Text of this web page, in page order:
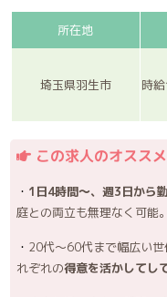
所在地
埼玉県羽生市 時
この求人のオスス
1日4時間～、週3日から
庭との両立も無理なく可能
20代～60代まで幅広い
れぞれの得意を活かしてし